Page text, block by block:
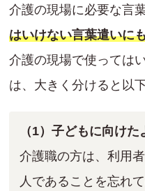
介護の現場に必要な言
はいけない言葉遣いに
介護の現場で使っては
は、大きく分けると以
（1）子どもに向け
介護職の方は、利用
人であることを忘れ